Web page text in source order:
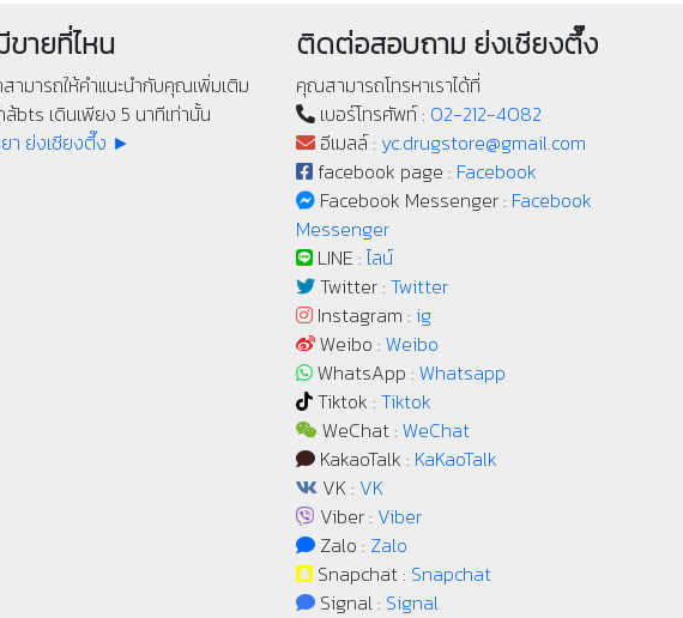
ายที่ไหน
สามารถให้คำแนะนำกับคุณเพิ่มเติม
ล้bts เดินเพียง 5 นาทีเท่านั้น
า ย่งเชียงตึ๊ง ►
ติดต่อสอบถาม ย่งเชียงตึ๊ง
คุณสามารถโทรหาเราได้ที่
เบอร์โทรศัพท์ : 02-212-4082
อีเมลล์ : yc.drugstore@gmail.com
facebook page : Facebook
Facebook Messenger : Facebook
Messenger
LINE :ไลน์
Twitter : Twitter
Instagram : ig
Weibo : Weibo
WhatsApp : Whatsapp
Tiktok : Tiktok
WeChat : WeChat
KakaoTalk : KaKaoTalk
VK : VK
Viber : Viber
Zalo : Zalo
Snapchat : Snapchat
Signal : Signal